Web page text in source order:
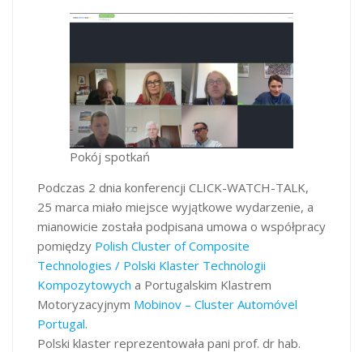
Pokój spotkań
Podczas 2 dnia konferencji CLICK-WATCH-TALK,
25 marca miało miejsce wyjątkowe wydarzenie, a
mianowicie została podpisana umowa o współpracy
pomiędzy Polish Cluster of Composite
Technologies / Polski Klaster Technologii
Kompozytowych a Portugalskim Klastrem
Motoryzacyjnym Mobinov – Cluster Automóvel
Portugal.
Polski klaster reprezentowała pani prof. dr hab.